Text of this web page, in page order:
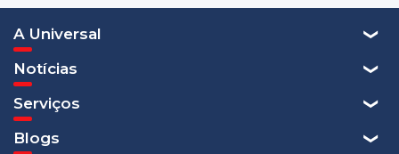
A Universal
Notícias
Serviços
Blogs